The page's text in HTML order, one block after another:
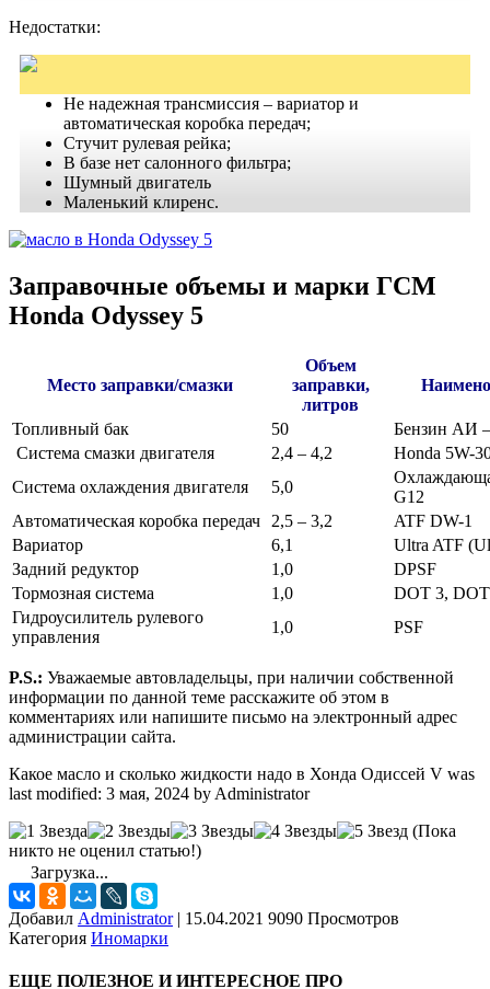
Недостатки:
Не надежная трансмиссия – вариатор и
автоматическая коробка передач;
Стучит рулевая рейка;
В базе нет салонного фильтра;
Шумный двигатель
Маленький клиренс.
Заправочные объемы и марки ГСМ
Honda Odyssey 5
Место заправки/смазки
Объем
заправки,
литров
Топливный бак 50
Бензин АИ
Система смазки двигателя
2,4 – 4,2
Honda 5W-
Система охлаждения двигателя
5,0
G12
Автоматическая коробка передач
2,5 – 3,2
ATF DW-1
Вариатор
6,1
Ultra ATF
Задний редуктор
1,0
DPSF
Тормозная система
1,0
DOT 3,
Гидроусилитель рулевого
управления
1,0 PSF
P.S.: Уважаемые автовладельцы, при наличии собственной
информации по данной теме расскажите об этом в
комментариях или напишите письмо на электронный адрес
администрации сайта.
Какое масло и сколько жидкости надо в Хонда Одиссей V was
last modified: 3 мая, 2024 by Administrator
(Пока
никто не оценил статью!)
Загрузка...
Добавил Administrator | 15.04.2021 9090 Просмотров
Категория Иномарки
ЕЩЕ ПОЛЕЗНОЕ И ИНТЕРЕСНОЕ ПРО